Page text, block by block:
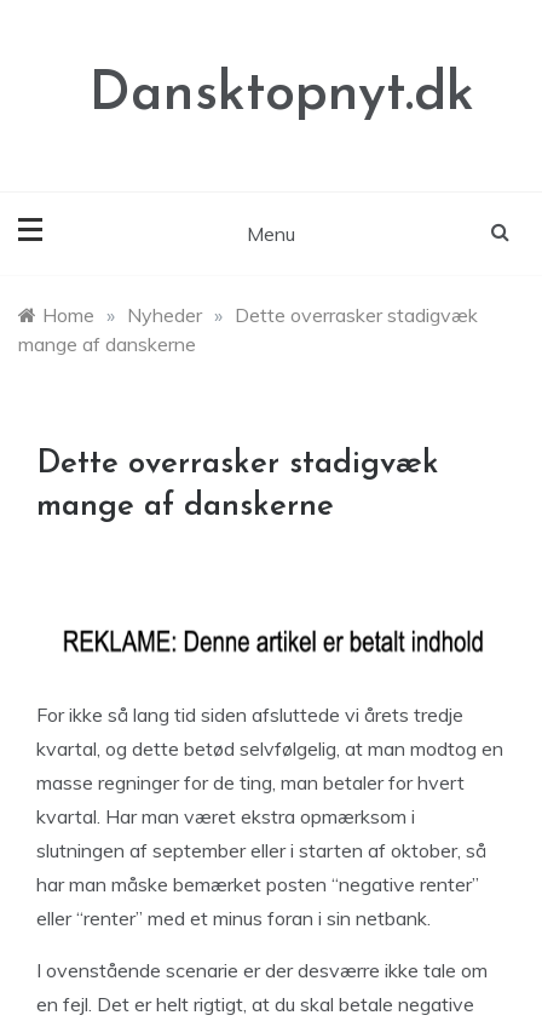
Dansktopnyt.dk
Menu
Home » Nyheder » Dette overrasker stadigvæk
mange af danskerne
Dette overrasker stadigvæk
mange af danskerne
For ikke så lang tid siden afsluttede vi årets tredje
kvartal, og dette betød selvfølgelig, at man modtog en
masse regninger for de ting, man betaler for hvert
kvartal. Har man været ekstra opmærksom i
slutningen af september eller i starten af oktober, så
har man måske bemærket posten “negative renter”
eller “renter” med et minus foran i sin netbank.
I ovenstående scenarie er der desværre ikke tale om
en fejl. Det er helt rigtigt, at du skal betale negative